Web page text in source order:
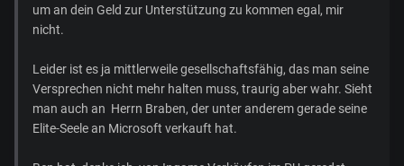
um an dein Geld zur Unterstützung zu kommen egal, mir
nicht.
Leider ist es ja mittlerweile gesellschaftsfähig, das man seine
Versprechen nicht mehr halten muss, traurig aber wahr. Sieht
man auch an Herrn Braben, der unter anderem gerade seine
Elite-Seele an Microsoft verkauft hat.